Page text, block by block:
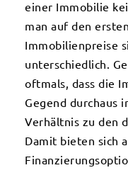
einer Immobilie
man auf den
Immobilienpreise
unterschiedlich.
oftmals, dass die
Gegend durchaus
Verhältnis zu den
Damit bieten sich